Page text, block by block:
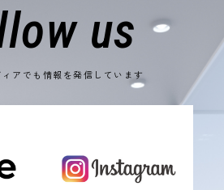
us
アでも情報を発信しています